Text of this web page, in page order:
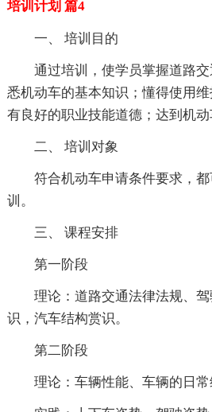
培训计划 篇4
一、 培训目的
通过培训，使学员掌握道路
悉机动车的基本知识；懂得使用
有良好的职业技能道德；达到机动
二、 培训对象
符合机动车申请条件要求，
训。
三、 课程安排
第一阶段
理论：道路交通法律法规、
识，汽车结构赏识。
第二阶段
理论：车辆性能、车辆的日